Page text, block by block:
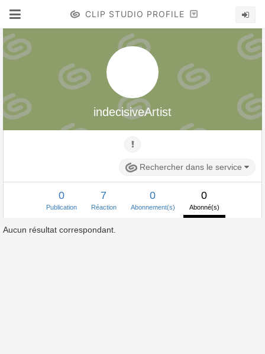
CLIP STUDIO PROFILE
indecisiveArtist
Rechercher dans le service
0
Publication
7
Réaction
0
Abonnement(s)
0
Abonné(s)
Aucun résultat correspondant.